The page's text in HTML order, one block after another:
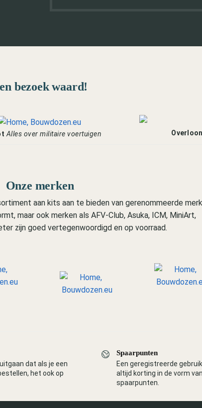
bezoek waard!
Alles over militaire voertuigen Overloon
Onze merken
aan kits aan te bieden van gerenommeerde
maar ook merken als AFV-Club, Asuka, ICM, MiniArt,
zijn goed vertegenwoordigd en op voorraad.
dat als je een
het ook op
Spaarpunten
Een geregistreerde
altijd korting in de vorm van
spaarpunten.